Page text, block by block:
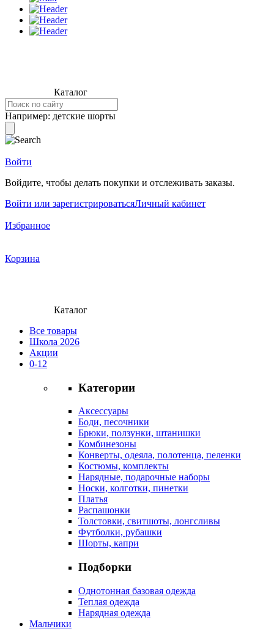
Каталог
Например: детские шорты
Войти
Войдите, чтобы делать покупки и отслеживать заказы.
Войти или зарегистрироватьсяЛичный кабинет
Избранное
Корзина
Каталог
Все товары
Школа 2026
Акции
0-12
Категории
Аксессуары
Боди, песочники
Брюки, ползунки, штанишки
Комбинезоны
Конверты, одеяла, полотенца, пеленки
Костюмы, комплекты
Нарядные, подарочные наборы
Носки, колготки, пинетки
Платья
Распашонки
Толстовки, свитшоты, лонгсливы
Футболки, рубашки
Шорты, капри
Подборки
Однотонная базовая одежда
Теплая одежда
Нарядная одежда
Мальчики